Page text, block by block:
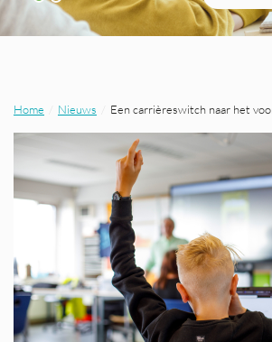
Home Nieuws Een carrièreswitch naar het